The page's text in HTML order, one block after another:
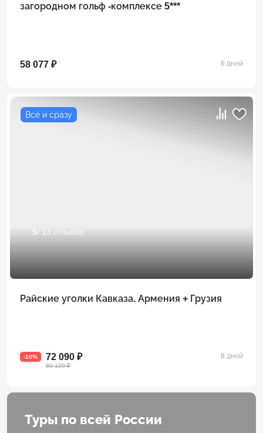
загородном гольф -комплексе 5***
58 077 ₽ 6 дней
Всё и сразу
5/ 13 отзывов
Райские уголки Кавказа. Армения + Грузия
-10% 72 090 ₽
80 109 ₽
8 дней
Туры по всей России